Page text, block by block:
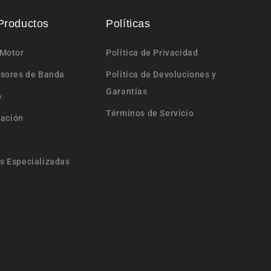
de Banda
Especializadas
Políticas
Política de Privacidad
Política de Devoluciones y
Garantías
Términos de Servicio